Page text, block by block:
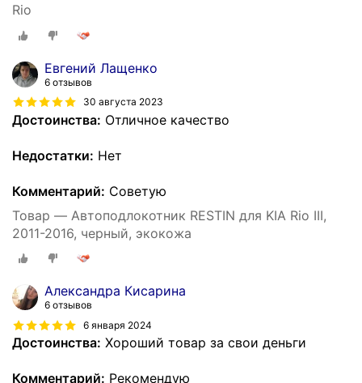
Rio
Евгений Лащенко
6 отзывов
30 августа 2023
Достоинства: Отличное качество
Недостатки: Нет
Комментарий: Советую
Товар — Автоподлокотник RESTIN для KIA Rio III,
2011-2016, черный, экокожа
Александра Кисарина
6 отзывов
6 января 2024
Достоинства: Хороший товар за свои деньги
Комментарий: Рекомендую